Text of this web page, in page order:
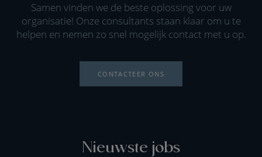
Samen vinden we de beste oplossing voor uw
organisatie! Onze consultants staan klaar om u te
helpen en nemen zo snel mogelijk contact met u op.
CONTACTEER ONS
Nieuwste jobs